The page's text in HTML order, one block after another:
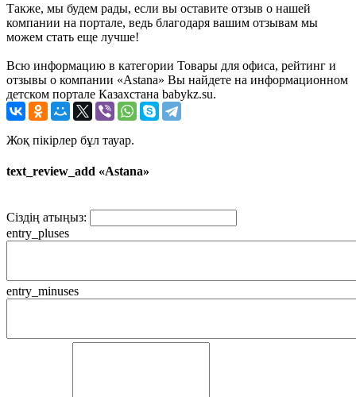
Также, мы будем рады, если вы оставите отзыв о нашей
компании на портале, ведь благодаря вашим отзывам мы
можем стать еще лучше!
Всю информацию в категории Товары для офиса, рейтинг и
отзывы о компании «Astana» Вы найдете на информационном
детском портале Казахстана babykz.su.
Жоқ пікірлер бұл тауар.
text_review_add «Astana»
Сіздің атыңыз:
entry_pluses
entry_minuses